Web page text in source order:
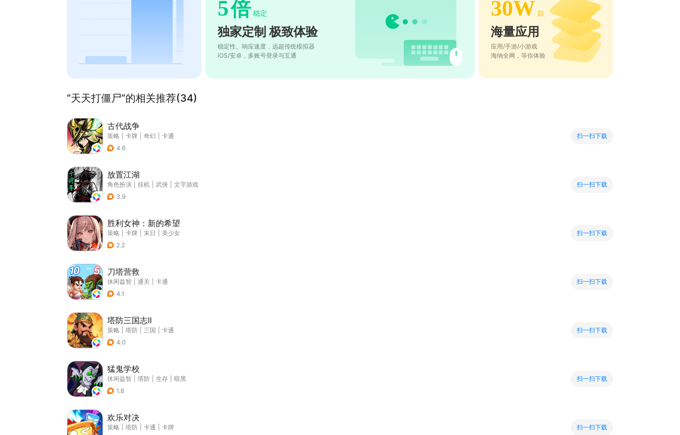
5倍 稳定
独家定制 极致体验
稳定性、响应速度，远超传统模拟器
iOS/安卓，多账号登录与互通
30W 款
海量应用
应用/手游/小游戏
海纳全网，等你体验
“天天打僵尸”的相关推荐(34)
古代战争
策略 卡牌 奇幻
卡通
4.6
扫一扫下载
放置江湖
角色扮演 挂机 武侠
文字游戏
3.9
扫一扫下载
胜利女神：新的希望
策略 卡牌 末日
美少女
2.2
扫一扫下载
刀塔营救
休闲益智 通关
卡通
4.1
扫一扫下载
塔防三国志II
策略 塔防 三国
卡通
4.0
扫一扫下载
猛鬼学校
休闲益智 塔防 生存
暗黑
1.8
扫一扫下载
欢乐对决
策略 塔防 卡通
卡牌
扫一扫下载